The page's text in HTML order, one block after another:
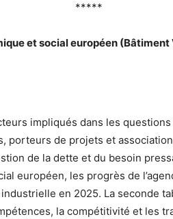
*****
et social européen
impliqués dans les
de projets et
de la dette et du besoin
européen, les progrès de
en 2025. La seconde
la compétitivité et les